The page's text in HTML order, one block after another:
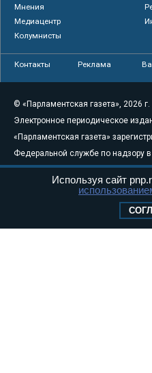
Мнения
Медиацентр
Колумнисты
Контакты Реклама
© «Парламентская газета», 2026 г.
Электронное периодическое
«Парламентская газета»
Федеральной службе по надзору
связи, информационных
массовых коммуникаций
Свидетельство о регистрации Эл
Используя сайт